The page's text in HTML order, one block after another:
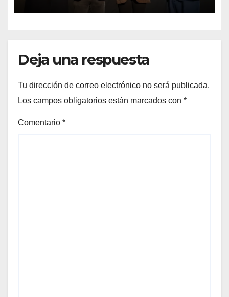
Preuniversitario Brotes 2026
Deja una respuesta
Tu dirección de correo electrónico no será publicada.
Los campos obligatorios están marcados con *
Comentario *